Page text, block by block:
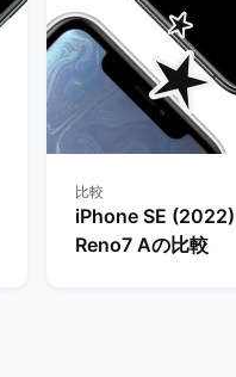
比較
iPhone SE
Reno7 Aの比較